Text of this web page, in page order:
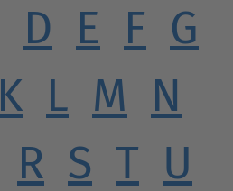
D E F G
K L M N
R S T U